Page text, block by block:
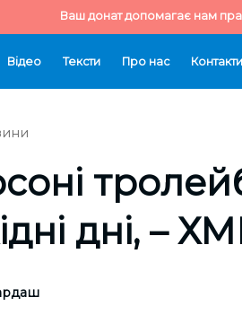
Ваш донат допомагає нам
Відео Тексти Про нас Контакти
дні, –